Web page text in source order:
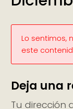
Lo sentimos,
este
Deja una
Tu dirección